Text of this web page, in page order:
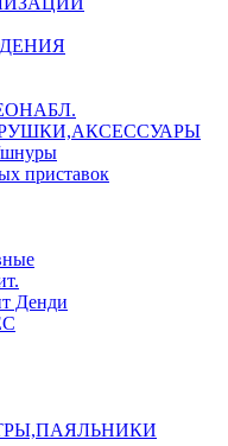
шнуры
приставок
Денди